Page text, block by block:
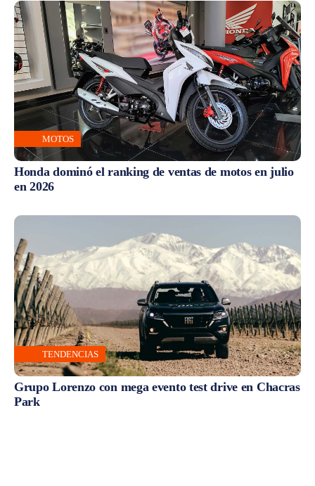
MOTOS
Honda dominó el ranking de ventas de motos en julio
en 2026
TENDENCIAS
Grupo Lorenzo con mega evento test drive en Chacras
Park